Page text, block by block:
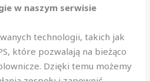
w naszym serwisie
technologii, takich jak
które pozwalają na bieżąco
Dzięki temu możemy